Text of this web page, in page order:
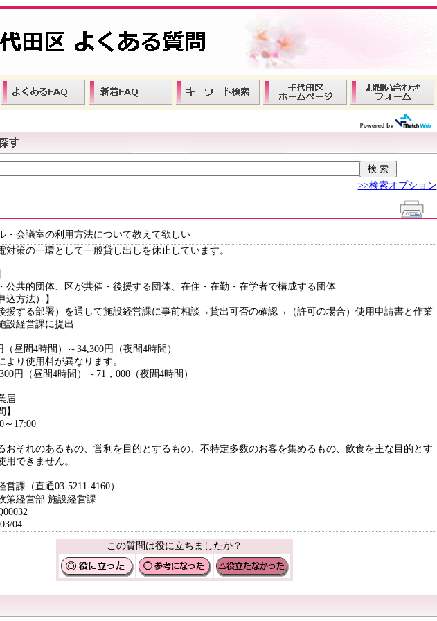
>>検索オプション
・会議室の利用方法について教えて欲しい
策の一環として一般貸し出しを休止しています。
公共的団体、区が共催・後援する団体、在住・在勤・在学者で構成する団体
込方法）】
援する部署）を通して施設経営課に事前相談→貸出可否の確認→（許可の場合）使用申請書と作業
設経営課に提出
昼間4時間）～34,300円（夜間4時間）
り使用料が異なります。
円（昼間4時間）～71，000（夜間4時間）
届
】
～17:00
おそれのあるもの、営利を目的とするもの、不特定多数のお客を集めるもの、飲食を主な目的とす
用できません。
課（直通03-5211-4160）
策経営部 施設経営課
04
この質問は役に立ちましたか？